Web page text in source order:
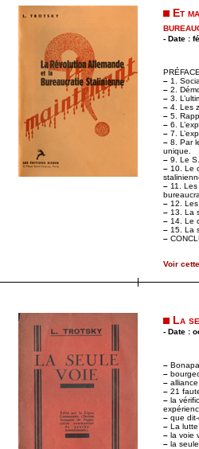
Et
- Date :
PRÉFACE.
– 1.
– 2.
– 3.
– 4. Les
– 5.
– 6.
– 7.
– 8. Par
unique.
– 9. Le
– 10. Le
– 11.
– 12.
– 13. La
– 14. Le
– 15. La
–
Voir
La
- Date :
–
–
–
– 21
– la
– que
– La
– la voie
– la